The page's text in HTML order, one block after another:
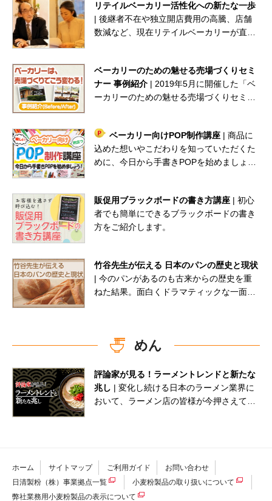
い！と、提案を続けているパンフォーユー
さんが取り組む、全国パン共通券の内容と
事例を紹介しています。
リテイルベーカリー活性化への新たな一歩
| 後継者不在や独立開店費用の高騰、店舗
数減など、現在リテイルベーカリーが直面
ベーカリーのための魅せる売場づくりセミ
ナー 事例紹介 | 2019年5月に開催した「ベ
ーカリーのための魅せる売場づくりセミナ
ベーカリー向けPOP制作講座 | 商品に
込めた想いやこだわりを知っていただくた
めに、今日から手書きPOPを始めましょ
販促用ブラックボードの書き方講座 | 初心
者でも簡単にできるブラックボードの書き
方をご紹介します。
竹谷先生が伝える 日本のパンの歴史と現状
| 今のパンがあるのも古来からの歴史を重
ねた結果。面白くドラマティックな一面も
めん
評論家が見る！ラーメントレンドと新たな
兆し | 変化し続ける日本のラーメン業界に
おいて、ラーメン店の皆様が今押さえてお
ホーム サイトマップ ご利用ガイド
お問い合わせ
日清製粉（株）事業拠点一覧
小麦粉製品の取り扱いについて
弊社業務用小麦粉製品の表示について